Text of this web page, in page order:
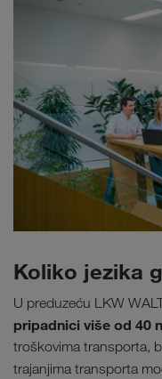
Koliko jezika
U preduzeću LKW
pripadnici više od 40
troškovima transporta,
trajanjima transporta